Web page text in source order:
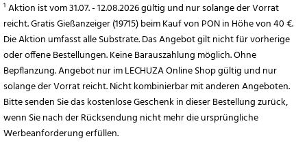
¹ Aktion ist vom 31.07. - 12.08.2026 gültig und nur solange der Vorrat
reicht. Gratis Gießanzeiger (19715) beim Kauf von PON in Höhe von 40 €.
Die Aktion umfasst alle Substrate. Das Angebot gilt nicht für vorherige
oder offene Bestellungen. Keine Barauszahlung möglich. Ohne
Bepflanzung. Angebot nur im LECHUZA Online Shop gültig und nur
solange der Vorrat reicht. Nicht kombinierbar mit anderen Angeboten.
Bitte senden Sie das kostenlose Geschenk in dieser Bestellung zurück,
wenn Sie nach der Rücksendung nicht mehr die ursprüngliche
Werbeanforderung erfüllen.